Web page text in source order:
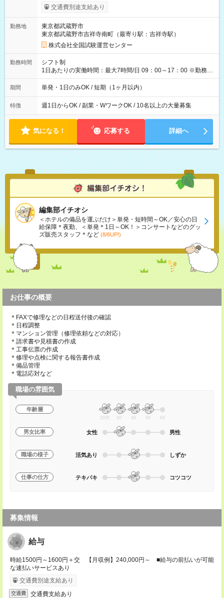
※勤務回数により昇給あり 【即給（前払い）オプションあ
り！】 希望される場合、勤務から1週間ほどで給与の一部を受け
例】 ・河合塾模擬試験 8:30～17:30（休憩1時間） 時給1,300円
×8時間＝日収10,400円＋交通費 ※当日の役割により時給＋100
円の場合あり ・国家試験 7:00～13:30（休憩なし） 時給1,300
円（役割手当＋100円）×6時間＝日収8,400円＋交通費 【試用期
間】試用期間なし
交通費別途支給あり
勤務地
東京都武蔵野市
東京都武蔵野市吉祥寺南町（最寄り駅：吉祥寺駅）
株式会社全国試験運営センター
勤務時間
シフト制
1日あたりの実働時間：最大7時間/日 09：00～17：00 ※勤務時
間は 試験により異なります。
期間 単発・1日のみOK / 短期（1ヶ月以内）
特徴 週1日からOK / 副業・WワークOK / 10名以上の大量募集
気になる！ 応募する 詳細へ
編集部イチオシ
＜ホテルの備品を運ぶだけ＞単発・短時間～OK／安心の日
給保障＊夜勤、＜単発＊1日～OK！＞コンサートなどのグッ
ズ販売スタッフ＊など (8/6UP!)
お仕事の概要
＊FAXで修理などの日程送付後の確認
＊日程調整
＊マンション管理（修理依頼などの対応）
＊請求書や見積書の作成
＊工事伝票の作成
＊修理や点検に関する報告書作成
＊備品管理
＊電話応対など
職場の雰囲気
年齢層
20代 30 40 50 60
男女比率 女性 男性
職場の様子 活気あり しずか
仕事の仕方 テキパキ コツコツ
募集情報
給与
時給1500円～1600円＋交 【月収例】240,000円～ ■給与の前払いが可能
な速払いサービスあり
交通費別途支給あり
交通費 交通費支給あり